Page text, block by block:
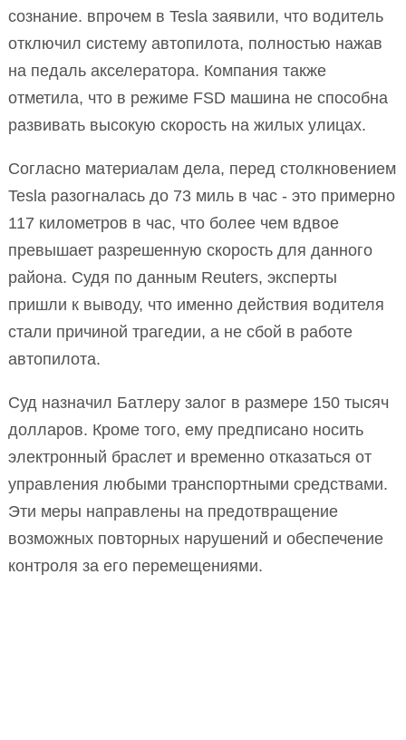
сознание. впрочем в Tesla заявили, что водитель
отключил систему автопилота, полностью нажав
на педаль акселератора. Компания также
отметила, что в режиме FSD машина не способна
развивать высокую скорость на жилых улицах.
Согласно материалам дела, перед столкновением
Tesla разогналась до 73 миль в час - это примерно
117 километров в час, что более чем вдвое
превышает разрешенную скорость для данного
района. Судя по данным Reuters, эксперты
пришли к выводу, что именно действия водителя
стали причиной трагедии, а не сбой в работе
автопилота.
Суд назначил Батлеру залог в размере 150 тысяч
долларов. Кроме того, ему предписано носить
электронный браслет и временно отказаться от
управления любыми транспортными средствами.
Эти меры направлены на предотвращение
возможных повторных нарушений и обеспечение
контроля за его перемещениями.